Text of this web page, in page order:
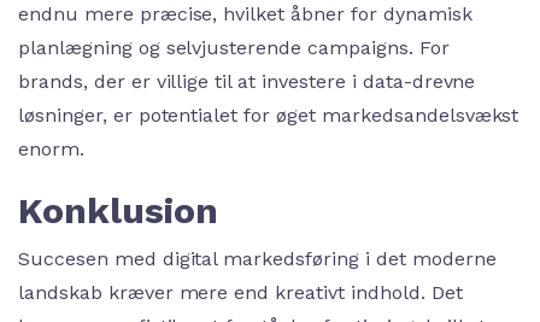
endnu mere præcise, hvilket åbner for dynamisk
planlægning og selvjusterende campaigns. For
brands, der er villige til at investere i data-drevne
løsninger, er potentialet for øget markedsandelsvækst
enorm.
Konklusion
Succesen med digital markedsføring i det moderne
landskab kræver mere end kreativt indhold. Det